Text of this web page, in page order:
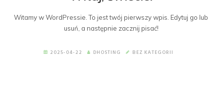
Witamy w WordPressie. To jest twój pierwszy wpis. Edytuj go lub
usuń, a następnie zacznij pisać!
2025-04-22 DHOSTING BEZ KATEGORII